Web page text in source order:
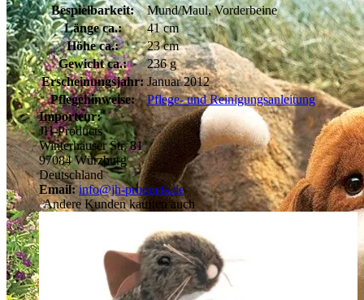
Bespielbarkeit:
Mund/Maul, Vorderbeine
Länge ca.:
41 cm
Höhe ca.:
23 cm
Gewicht ca.:
236 g
Erscheinungsjahr: Januar 2012
Pflegehinweise:
Pflege- und Reinigungsanleitung
Importeur:
JH-Products
Winterhäuser Str. 81
97084 Würzburg
Deutschland
Email: info@jh-products.de
Andere Kunden kauften auch